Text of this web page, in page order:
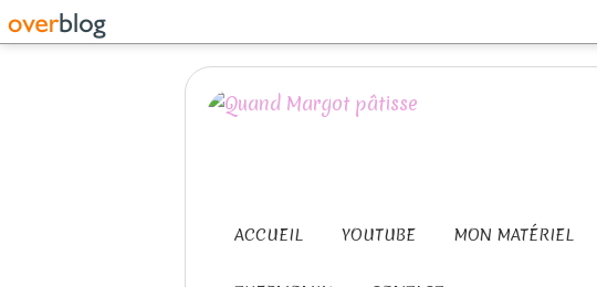
ACCUEIL YOUTUBE MON MATÉRIEL